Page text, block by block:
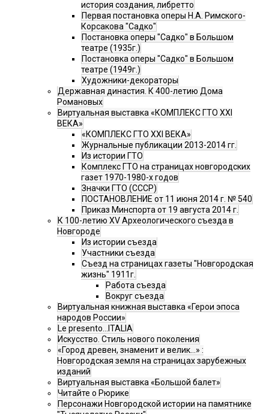
история создания, либретто
Первая постановка оперы Н.А. Римского-
Корсакова "Садко"
Постановка оперы "Садко" в Большом
театре (1935г.)
Постановка оперы "Садко" в Большом
театре (1949г.)
Художники-декораторы
Державная династия. К 400-летию Дома
Романовых
Виртуальная выставка «КОМПЛЕКС ГТО XXI
ВЕКА»
«КОМПЛЕКС ГТО XXI ВЕКА»
Журнальные публикации 2013-2014 гг.
Из истории ГТО
Комплекс ГТО на страницах новгородских
газет 1970-1980-х годов
Значки ГТО (СССР)
ПОСТАНОВЛЕНИЕ от 11 июня 2014 г. № 540
Приказ Минспорта от 19 августа 2014 г.
К 100-летию XV Археологического съезда в
Новгороде
Из истории съезда
Участники съезда
Cъезд на страницах газеты "Новгородская
жизнь" 1911г.
Работа съезда
Вокруг съезда
Виртуальная книжная выставка «Герои эпоса
народов России»
Le presento...ITALIA
Искусство. Стиль нового поколения
«Город древен, знаменит и велик…» :
Новгородская земля на страницах зарубежных
изданий
Виртуальная выставка «Большой балет»
Читайте о Рюрике
Персонажи Новгородской истории на памятнике